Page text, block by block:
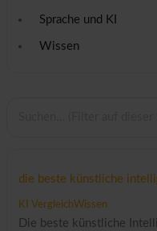
Sprache und KI
Wissen
die beste künstliche
KI VergleichWissen
Die beste künstliche